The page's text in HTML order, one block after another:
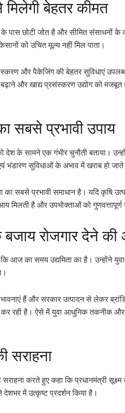
बेहतर कीमत
पास छोटी जोत है और सीमित संसाधनों
को उचित मूल्य नहीं मिल पाता।
और पैकेजिंग की बेहतर सुविधाएं
और खाद्य प्रसंस्करण उद्योग को मजबूत
सबसे प्रभावी उपाय
देश के सामने एक गंभीर चुनौती बताया।
भंडारण सुविधाओं के अभाव में खराब हो
का सबसे प्रभावी समाधान है। यदि कृषि
मिलती है और उपभोक्ताओं को गुणवत्तापूर्ण
रोजगार देने की
आज का समय उद्यमिता का है। उन्होंने
हैं और सरकार उत्पादन से लेकर
कर रही है। ऐसे में युवा आधुनिक तकनीक
सराहना
सराहना करते हुए कहा कि प्रधानमंत्री
में उत्कृष्ट प्रदर्शन किया है।